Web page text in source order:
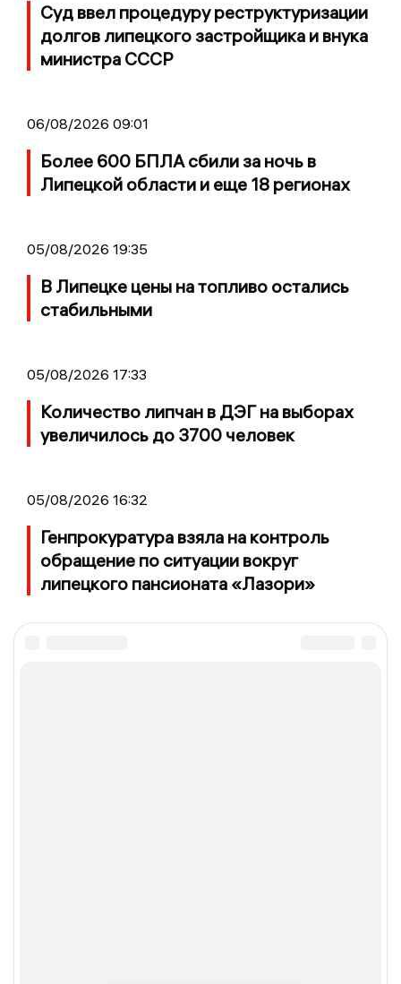
Суд ввел процедуру реструктуризации
долгов липецкого застройщика и внука
министра СССР
06/08/2026 09:01
Более 600 БПЛА сбили за ночь в
Липецкой области и еще 18 регионах
05/08/2026 19:35
В Липецке цены на топливо остались
стабильными
05/08/2026 17:33
Количество липчан в ДЭГ на выборах
увеличилось до 3700 человек
05/08/2026 16:32
Генпрокуратура взяла на контроль
обращение по ситуации вокруг
липецкого пансионата «Лазори»